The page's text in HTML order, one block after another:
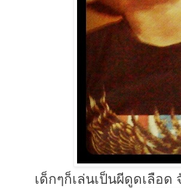
เด็กๆก็เล่นเป็นผีดูดเลือด